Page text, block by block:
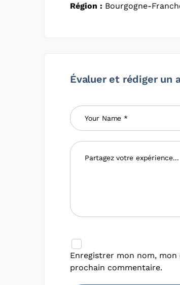
Région : Bourgogne-
Évaluer et rédiger un
Enregistrer mon nom,
prochain commentaire.